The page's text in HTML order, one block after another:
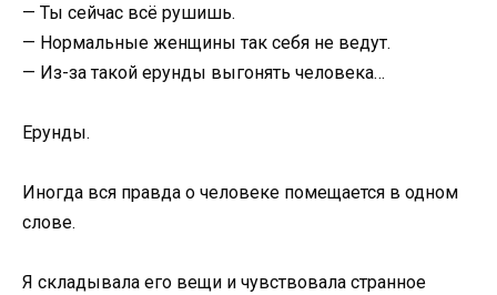
— Ты сейчас всё рушишь.
— Нормальные женщины так себя не ведут.
— Из-за такой ерунды выгонять человека…
Ерунды.
Иногда вся правда о человеке помещается в одном
слове.
Я складывала его вещи и чувствовала странное